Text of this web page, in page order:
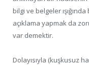
bilgi ve belgeler
açıklama yapmak da
var demektir.
Dolayısıyla (kuşkusuz